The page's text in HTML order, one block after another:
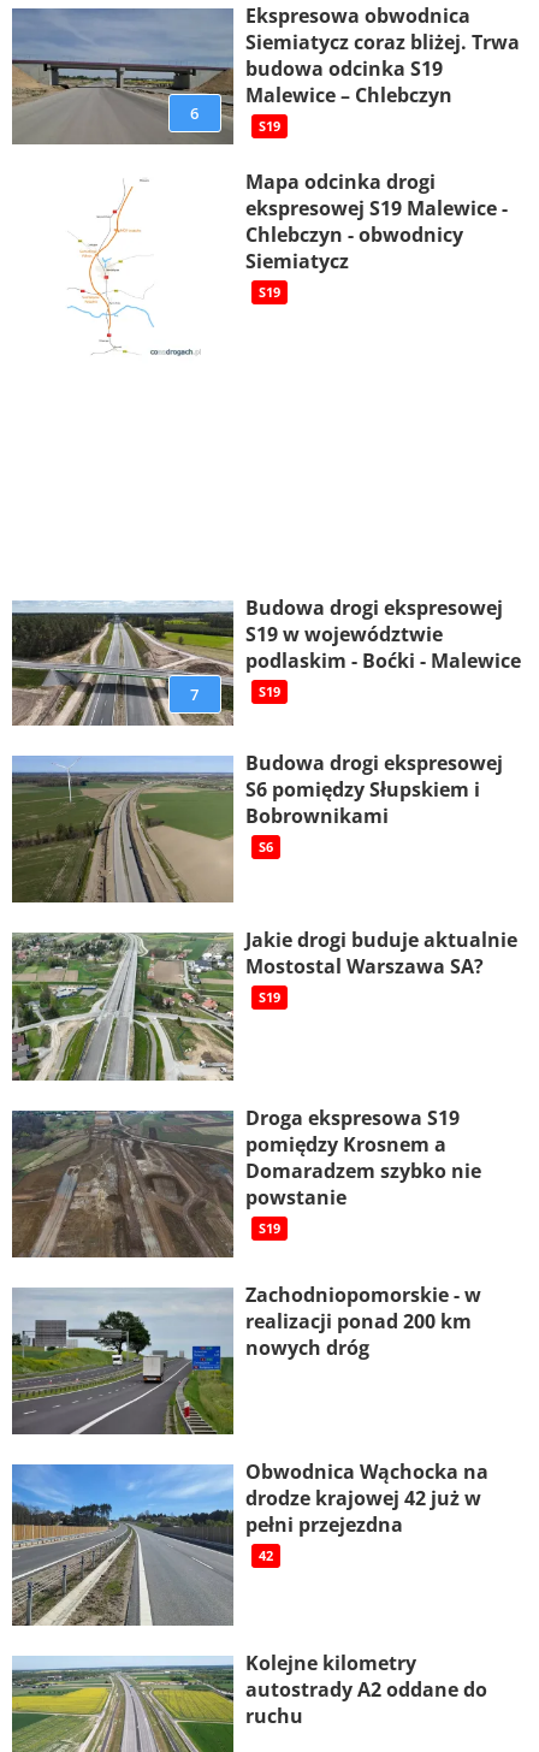
6
Ekspresowa obwodnica
Siemiatycz coraz bliżej. Trwa
budowa odcinka S19
Malewice – Chlebczyn
S19
Mapa odcinka drogi
ekspresowej S19 Malewice -
Chlebczyn - obwodnicy
Siemiatycz
S19
7
Budowa drogi ekspresowej
S19 w województwie
podlaskim - Boćki - Malewice
S19
Budowa drogi ekspresowej
S6 pomiędzy Słupskiem i
Bobrownikami
S6
Jakie drogi buduje aktualnie
Mostostal Warszawa SA?
S19
Droga ekspresowa S19
pomiędzy Krosnem a
Domaradzem szybko nie
powstanie
S19
Zachodniopomorskie - w
realizacji ponad 200 km
nowych dróg
Obwodnica Wąchocka na
drodze krajowej 42 już w
pełni przejezdna
42
Kolejne kilometry
autostrady A2 oddane do
ruchu